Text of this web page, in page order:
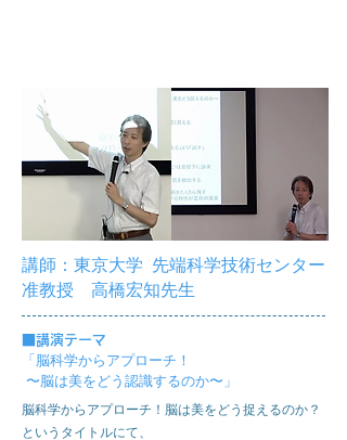
講師：東京大学 先端科学技術センター
准教授 高橋宏知先生
講演テーマ
「脳科学からアプローチ！
〜脳は美をどう認識するのか〜」
脳科学からアプローチ！脳は美をどう捉えるのか？
というタイトルにて、